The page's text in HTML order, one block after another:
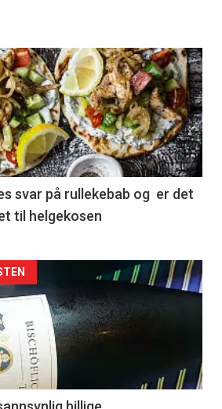
svar på rullekebab og er det
til helgekosen